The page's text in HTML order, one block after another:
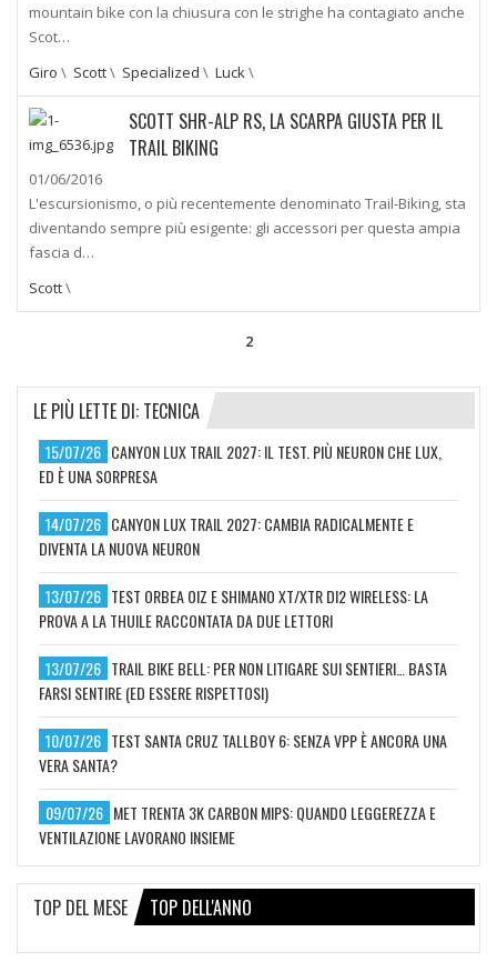
mountain bike con la chiusura con le strighe ha contagiato anche
Scot…
Giro \ Scott\ Specialized \ Luck \
SCOTT SHR-ALP RS, LA SCARPA GIUSTA PER IL
TRAIL BIKING
01/06/2016
L'escursionismo, o più recentemente denominato Trail-Biking, sta
diventando sempre più esigente: gli accessori per questa ampia
fascia d…
Scott\
2
LE PIÙ LETTE DI: TECNICA
15/07/26 CANYON LUX TRAIL 2027: IL TEST. PIÙ NEURON CHE LUX,
ED È UNA SORPRESA
14/07/26 CANYON LUX TRAIL 2027: CAMBIA RADICALMENTE E
DIVENTA LA NUOVA NEURON
13/07/26 TEST ORBEA OIZ E SHIMANO XT/XTR DI2 WIRELESS: LA
PROVA A LA THUILE RACCONTATA DA DUE LETTORI
13/07/26 TRAIL BIKE BELL: PER NON LITIGARE SUI SENTIERI… BASTA
FARSI SENTIRE (ED ESSERE RISPETTOSI)
10/07/26 TEST SANTA CRUZ TALLBOY 6: SENZA VPP È ANCORA UNA
VERA SANTA?
09/07/26 MET TRENTA 3K CARBON MIPS: QUANDO LEGGEREZZA E
VENTILAZIONE LAVORANO INSIEME
TOP DEL MESE TOP DELL'ANNO